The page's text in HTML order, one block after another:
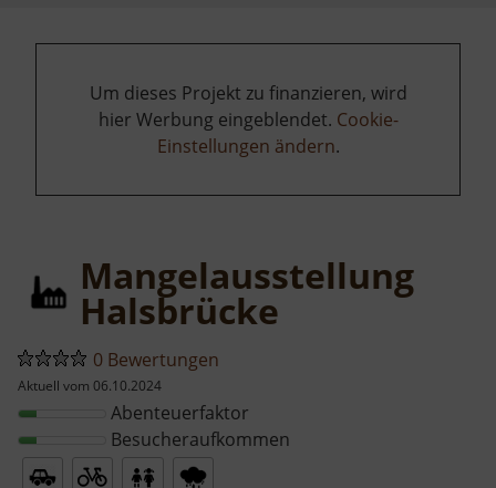
Um dieses Projekt zu finanzieren, wird
hier Werbung eingeblendet. Cookie-
Einstellungen ändern.
Mangelausstellung
Halsbrücke
0 Bewertungen
Aktuell vom 06.10.2024
Abenteuerfaktor
Besucheraufkommen